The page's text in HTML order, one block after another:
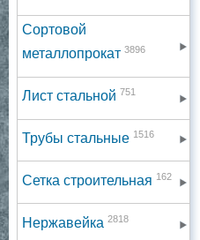
Сортовой
металлопрокат 3896
Лист стальной 751
Трубы стальные 1516
Сетка строительная 162
Нержавейка 2818